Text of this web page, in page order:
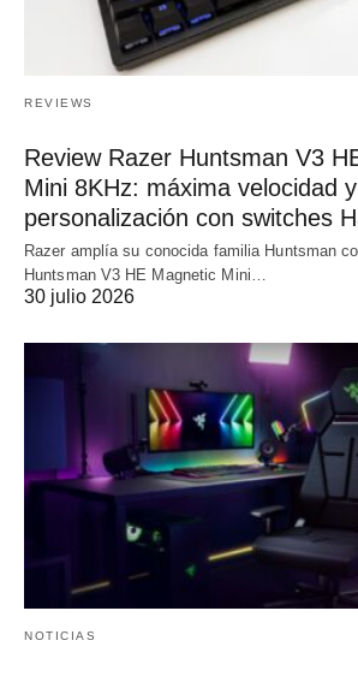
REVIEWS
Review Razer Huntsman V3
Mini 8KHz: máxima velocidad y
personalización con switches
Razer amplía su conocida familia Huntsman
Huntsman V3 HE Magnetic Mini…
30 julio 2026
NOTICIAS